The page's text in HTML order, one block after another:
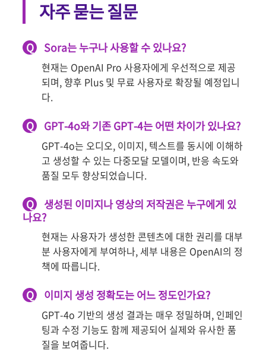
자주 묻는 질문
Q Sora는 누구나 사용할 수 있나요?
현재는 OpenAI Pro 사용자에게 우선적으로 제공
되며, 향후 Plus 및 무료 사용자로 확장될 예정입니
다.
Q GPT-4o와 기존 GPT-4는 어떤 차이가 있나요?
GPT-4o는 오디오, 이미지, 텍스트를 동시에 이해하
고 생성할 수 있는 다중모달 모델이며, 반응 속도와
품질 모두 향상되었습니다.
Q
생성된 이미지나 영상의 저작권은 누구에게 있
나요?
현재는 사용자가 생성한 콘텐츠에 대한 권리를 대부
분 사용자에게 부여하나, 세부 내용은 OpenAI의 정
책에 따릅니다.
Q 이미지 생성 정확도는 어느 정도인가요?
GPT-4o 기반의 생성 결과는 매우 정밀하며, 인페인
팅과 수정 기능도 함께 제공되어 실제와 유사한 품
질을 보여줍니다.